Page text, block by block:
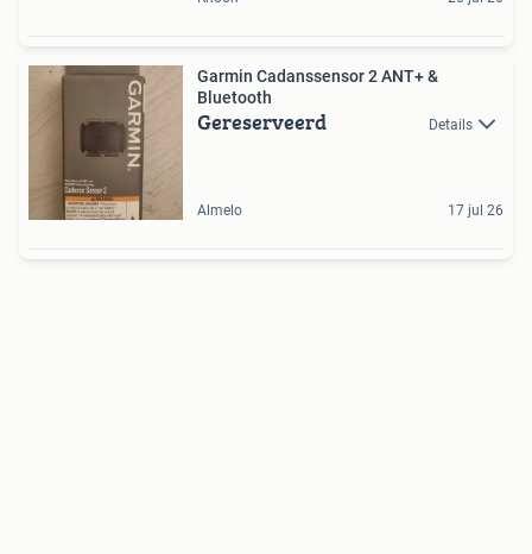
Garmin Cadanssensor 2 ANT+ &
Bluetooth
Gereserveerd Details
Almelo 17 jul 26